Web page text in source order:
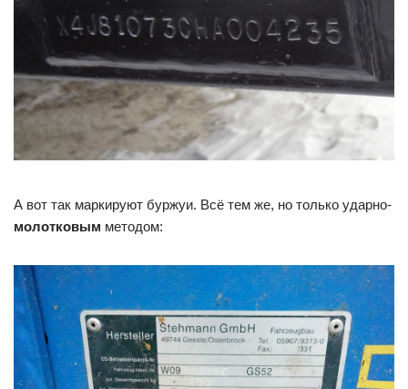
А вот так маркируют буржуи. Всё тем же, но только ударно-
молотковым методом: